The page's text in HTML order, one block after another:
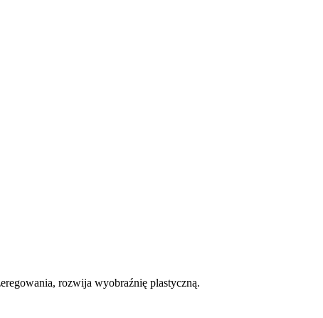
rozwija wyobraźnię plastyczną.